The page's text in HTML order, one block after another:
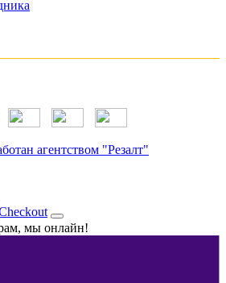
агентством "Резалт"
мы онлайн!